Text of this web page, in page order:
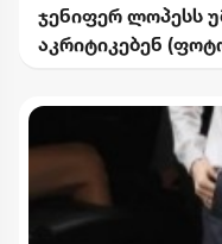
ჯენიფერ ლოპესს
აკრიტიკებენ